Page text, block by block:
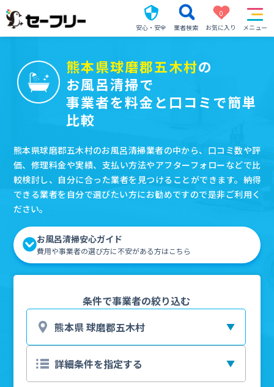
安心・安全 業者検索
0
お気に入り
メニュー
熊本県球磨郡五木村の
お風呂清掃で
事業者を料金と口コミで簡単
比較
熊本県球磨郡五木村のお風呂清掃業者の中から、口コミ数や評
価、修理料金や実績、支払い方法やアフターフォローなどで比
較検討し、自分に合った業者を見つけることができます。納得
できる業者を自分で選びたい方にお勧めですので是非ご利用く
ださい。
お風呂清掃安心ガイド
費用や事業者の選び方に不安がある方はこちら
条件で事業者の絞り込む